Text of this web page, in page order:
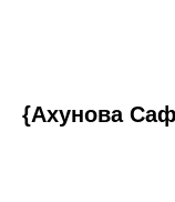
{Ахунова